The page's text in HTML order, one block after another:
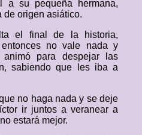
a su pequeña hermana,
de origen asiático.
el final de la historia,
no vale nada y
para despejar las
sabiendo que les iba a
no haga nada y se deje
ir juntos a veranear a
estará mejor.